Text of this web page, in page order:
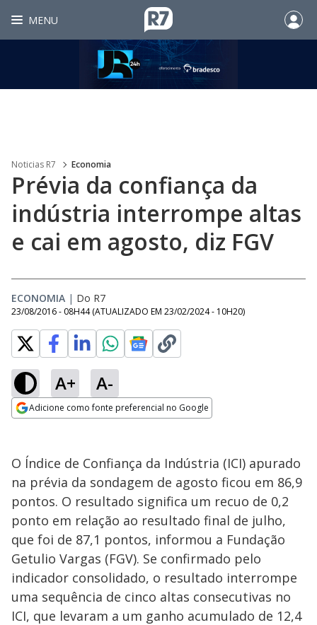
MENU
Noticias R7 Economia
Prévia da confiança da
indústria interrompe altas
e cai em agosto, diz FGV
ECONOMIA | Do R7
23/08/2016 - 08H44 (ATUALIZADO EM 23/02/2024 - 10H20)
A+ A-
Adicione como fonte preferencial no Google
O Índice de Confiança da Indústria (ICI) apurado
na prévia da sondagem de agosto ficou em 86,9
pontos. O resultado significa um recuo de 0,2
ponto em relação ao resultado final de julho,
que foi de 87,1 pontos, informou a Fundação
Getulio Vargas (FGV). Se confirmado pelo
indicador consolidado, o resultado interrompe
uma sequência de cinco altas consecutivas no
ICI, que levaram a um ganho acumulado de 12,4